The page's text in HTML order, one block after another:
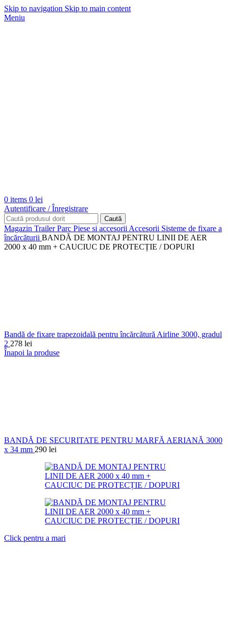
Skip to navigation Skip to main content
Meniu
0 items 0 lei
Autentificare / Înregistrare
Caută
Magazin Trailer Parc Piese si accesorii Accesorii Sisteme de fixare a
încărcăturii BANDĂ DE MONTAJ PENTRU LINII DE AER
2000 x 40 mm + CAUCIUC DE PROTECȚIE / DOPURI
Bandă de fixare trapezoidală pentru încărcătură Airline 3000, gradul
2 278 lei
Înapoi la produse
BANDĂ DE SECURITATE PENTRU MARFĂ AERIANĂ 3000
x 34 mm 290 lei
Click pentru a mari